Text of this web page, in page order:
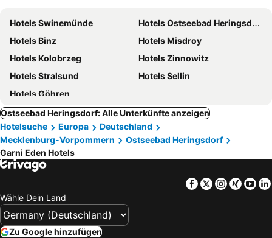
Hotels Swinemünde
Hotels Ostseebad Heringsdorf
Hotels Binz
Hotels Misdroy
Hotels Kolobrzeg
Hotels Zinnowitz
Hotels Stralsund
Hotels Sellin
Hotels Göhren
Ostseebad Heringsdorf: Alle Unterkünfte anzeigen
Hotelsuche
Europa
Deutschland
Mecklenburg-Vorpommern
Ostseebad Heringsdorf
Garni Eden Hotels
Facebook
TwitterXing
Wähle Dein Land
Zu Google hinzufügen